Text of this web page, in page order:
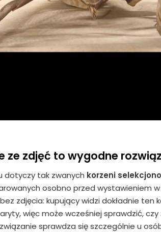
ze zdjęć to wygodne
dotyczy tak zwanych korzeni
osobno przed wystawieniem
zdjęcia: kupujący widzi dokładnie ten
więc może wcześniej sprawdzić,
sprawdza się szczególnie u